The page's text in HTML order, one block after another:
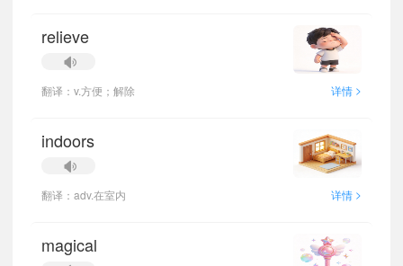
relieve
翻译：v.方便；解除 详情 >
indoors
翻译：adv.在室内 详情 >
magical